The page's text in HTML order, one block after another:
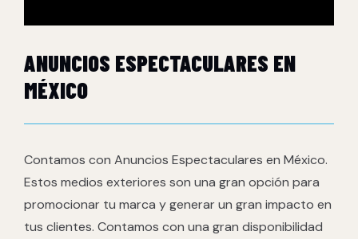
ANUNCIOS ESPECTACULARES EN
MÉXICO
Contamos con Anuncios Espectaculares en México.
Estos medios exteriores son una gran opción para
promocionar tu marca y generar un gran impacto en
tus clientes. Contamos con una gran disponibilidad